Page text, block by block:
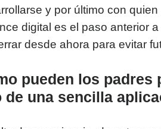
y por último con
digital es el paso anterior
desde ahora para evitar
pueden los
de una sencilla